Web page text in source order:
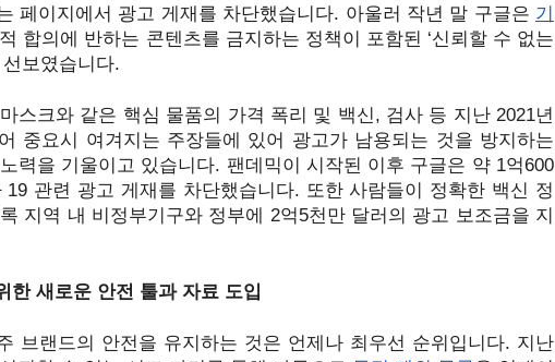
페이지에서 광고 게재를 차단했습니다. 아울러 작년 말 구글은 기
합의에 반하는 콘텐츠를 금지하는 정책이 포함된 ‘신뢰할 수 없는
보였습니다.
스크와 같은 핵심 물품의 가격 폭리 및 백신, 검사 등 지난 2021년
중요시 여겨지는 주장들에 있어 광고가 남용되는 것을 방지하는
력을 기울이고 있습니다. 팬데믹이 시작된 이후 구글은 약 1억600
관련 광고 게재를 차단했습니다. 또한 사람들이 정확한 백신 정
지역 내 비정부기구와 정부에 2억5천만 달러의 광고 보조금을 지
한 새로운 안전 툴과 자료 도입
브랜드의 안전을 유지하는 것은 언제나 최우선 순위입니다. 지난